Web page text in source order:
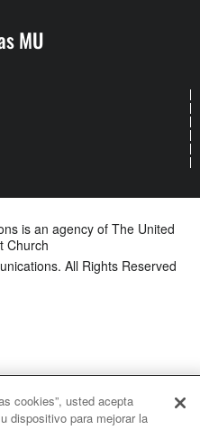
MU
is an agency of The United
Church
All Rights Reserved
cookies”, usted acepta
dispositivo para mejorar la